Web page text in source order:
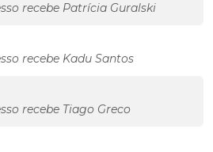
recebe Patrícia Guralski
recebe Kadu Santos
recebe Tiago Greco